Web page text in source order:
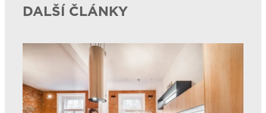
DALŠÍ ČLÁNKY